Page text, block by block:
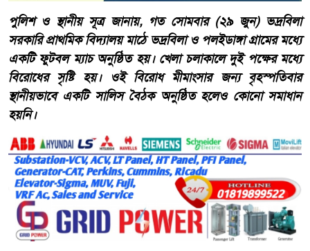
পুলিশ ও স্থানীয় সূত্র জানায়, গত সোমবার (২৯ জুন) ভদ্রবিলা
সরকারি প্রাথমিক বিদ্যালয় মাঠে ভদ্রবিলা ও পলইডাঙ্গা গ্রামের মধ্যে
একটি ফুটবল ম্যাচ অনুষ্ঠিত হয়। খেলা চলাকালে দুই পক্ষের মধ্যে
বিরোধের সৃষ্টি হয়। ওই বিরোধ মীমাংসার জন্য বৃহস্পতিবার
স্থানীয়ভাবে একটি সালিস বৈঠক অনুষ্ঠিত হলেও কোনো সমাধান
হয়নি।